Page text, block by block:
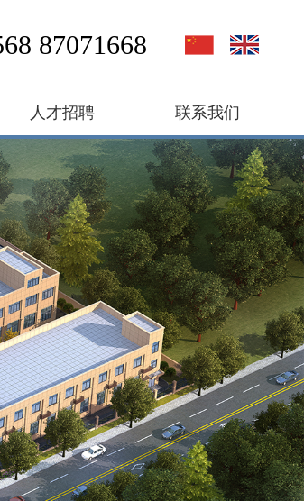
87071668
人才招聘 联系我们